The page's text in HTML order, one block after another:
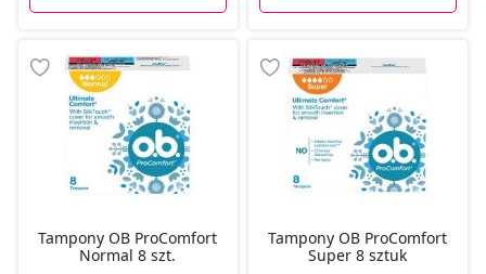
Tampony OB ProComfort
Normal 8 szt.
Tampony OB ProComfort
Super 8 sztuk